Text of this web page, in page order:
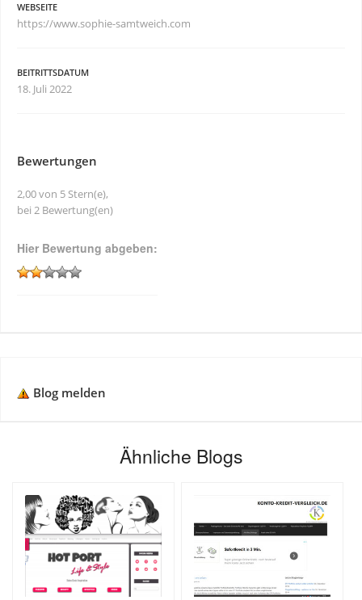
WEBSEITE
https://www.sophie-samtweich.com
BEITRITTSDATUM
18. Juli 2022
Bewertungen
2,00 von 5 Stern(e),
bei 2 Bewertung(en)
Hier Bewertung abgeben:
Blog melden
Ähnliche Blogs